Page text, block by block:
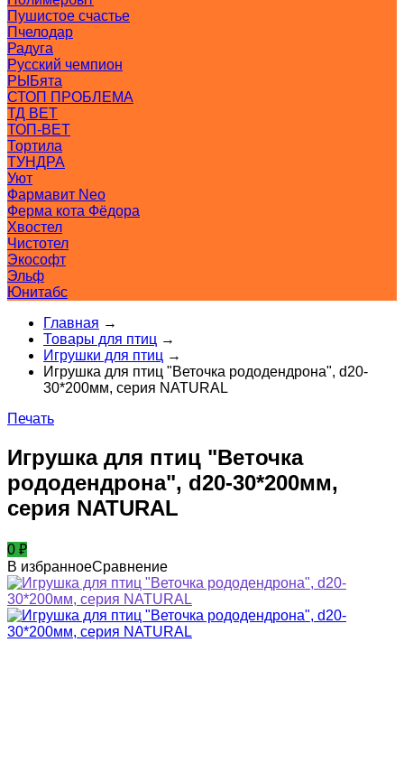
Пушистое счастье
Пчелодар
Радуга
Русский чемпион
РЫБята
СТОП ПРОБЛЕМА
ТД ВЕТ
ТОП-ВЕТ
Тортила
ТУНДРА
Уют
Фармавит Neo
Ферма кота Фёдора
Хвостел
Чистотел
Экософт
Эльф
Юнитабс
Главная →
Товары для птиц →
Игрушки для птиц →
Игрушка для птиц "Веточка рододендрона", d20-
30*200мм, серия NATURAL
Печать
Игрушка для птиц "Веточка
рододендрона", d20-30*200мм,
серия NATURAL
0 ₽
В избранноеСравнение